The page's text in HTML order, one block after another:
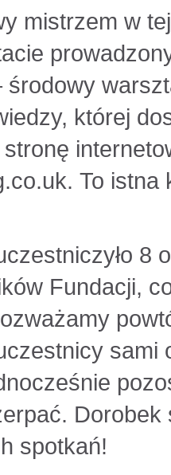
mistrzem w
której
To
8
Fundacji,
Dorobek
spotkań!